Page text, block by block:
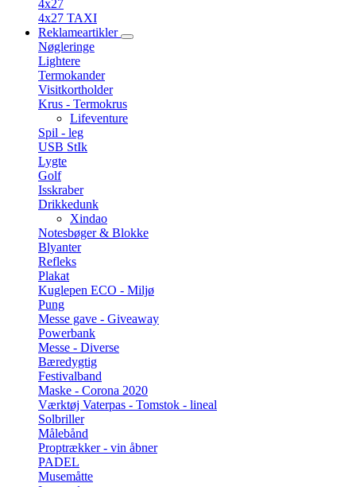
4x27
4x27 TAXI
Reklameartikler
Nøgleringe
Lightere
Termokander
Visitkortholder
Krus - Termokrus
Lifeventure
Spil - leg
USB StIk
Lygte
Golf
Isskraber
Drikkedunk
Xindao
Notesbøger & Blokke
Blyanter
Refleks
Plakat
Kuglepen ECO - Miljø
Pung
Messe gave - Giveaway
Powerbank
Messe - Diverse
Bæredygtig
Festivalband
Maske - Corona 2020
Værktøj Vaterpas - Tomstok - lineal
Solbriller
Målebånd
Proptrækker - vin åbner
PADEL
Musemåtte